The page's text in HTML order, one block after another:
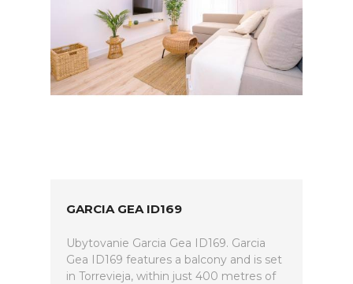
GARCIA GEA ID169
Ubytovanie Garcia Gea ID169. Garcia
Gea ID169 features a balcony and is set
in Torrevieja, within just 400 metres of